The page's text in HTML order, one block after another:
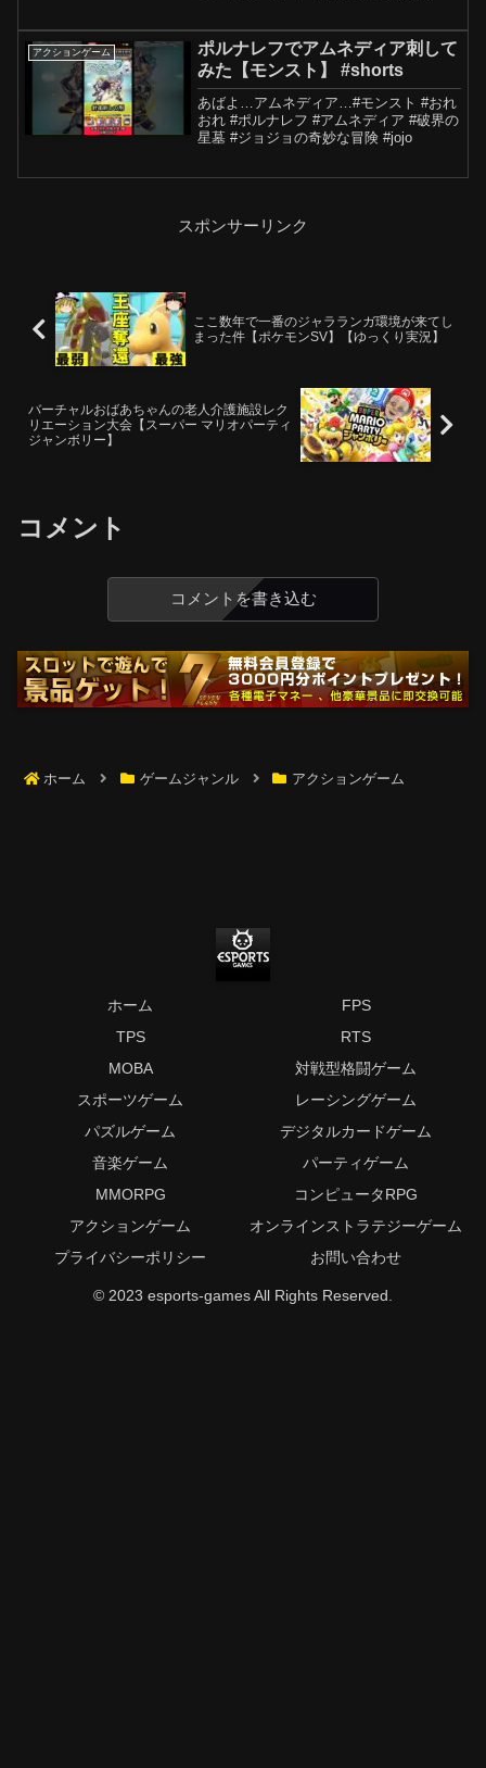
ンバーシップ欄に飛んでください少し下
に...
アクションゲーム
ポルナレフでアムネディア刺して
みた【モンスト】 #shorts
あばよ…アムネディア…#モンスト #おれ
おれ #ポルナレフ #アムネディア #破界の
星墓 #ジョジョの奇妙な冒険 #jojo
スポンサーリンク
ここ数年で一番のジャラランガ環境が来てし
まった件【ポケモンSV】【ゆっくり実況】
バーチャルおばあちゃんの老人介護施設レク
リエーション大会【スーパー マリオパーティ
ジャンボリー】
コメント
コメントを書き込む
ホーム ゲームジャンル アクションゲーム
ホーム
FPS
TPS
RTS
MOBA
対戦型格闘ゲーム
スポーツゲーム
レーシングゲーム
パズルゲーム
デジタルカードゲーム
音楽ゲーム
パーティゲーム
MMORPG
コンピュータRPG
アクションゲーム
オンラインストラテジーゲーム
プライバシーポリシー
お問い合わせ
© 2023 esports-games All Rights Reserved.